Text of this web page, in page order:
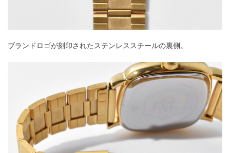
ブランドロゴが刻印されたステンレススチールの裏側。